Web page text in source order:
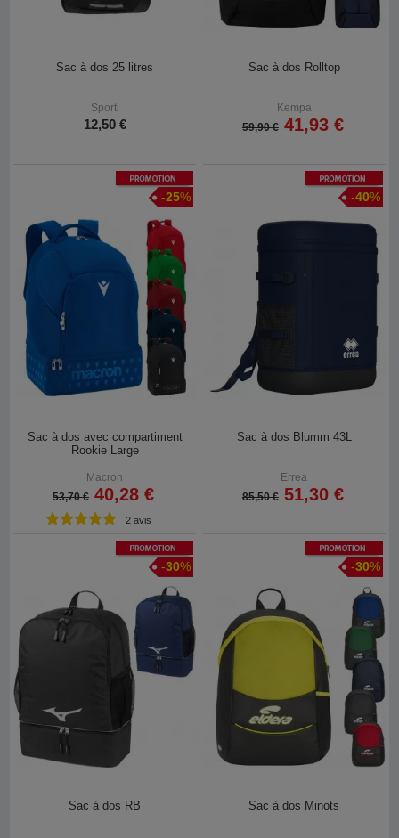
Sac à dos 25 litres
Sporti
12,50 €
Sac à dos Rolltop
Kempa
59,90 € 41,93 €
Promotion
-25%
Sac à dos avec compartiment
Rookie Large
Macron
53,70 € 40,28 €
2 avis
Promotion
-40%
Sac à dos Blumm 43L
Errea
85,50 € 51,30 €
Promotion
-30%
Sac à dos RB
Promotion
-30%
Sac à dos Minots